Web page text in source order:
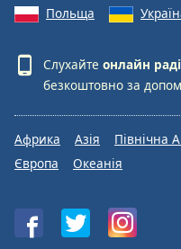
Польща
Слухайте онлайн
безкоштовно за
Африка Азія Північна
Європа
Океанія